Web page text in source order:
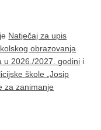
Natječaj za upis
obrazovanja
u 2026./2027. godini i
škole „Josip
za zanimanje